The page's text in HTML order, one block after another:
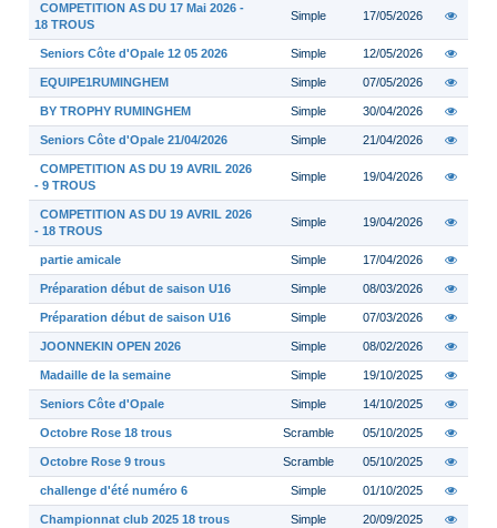
COMPETITION AS DU 17 Mai 2026 -
18 TROUS
Simple 17/05/2026
Seniors Côte d'Opale 12 05 2026 Simple 12/05/2026
EQUIPE1RUMINGHEM Simple 07/05/2026
BY TROPHY RUMINGHEM Simple 30/04/2026
Seniors Côte d'Opale 21/04/2026 Simple 21/04/2026
COMPETITION AS DU 19 AVRIL 2026
- 9 TROUS
Simple 19/04/2026
COMPETITION AS DU 19 AVRIL 2026
- 18 TROUS
Simple 19/04/2026
partie amicale Simple 17/04/2026
Préparation début de saison U16 Simple 08/03/2026
Préparation début de saison U16 Simple 07/03/2026
JOONNEKIN OPEN 2026 Simple 08/02/2026
Madaille de la semaine Simple 19/10/2025
Seniors Côte d'Opale Simple 14/10/2025
Octobre Rose 18 trous Scramble 05/10/2025
Octobre Rose 9 trous Scramble 05/10/2025
challenge d'été numéro 6 Simple 01/10/2025
Championnat club 2025 18 trous Simple 20/09/2025